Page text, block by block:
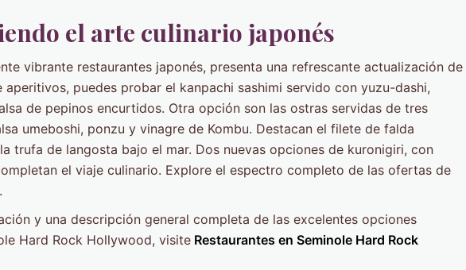
el arte culinario japonés
vibrante restaurantes japonés, presenta una refrescante actualización de
aperitivos, puedes probar el kanpachi sashimi servido con yuzu-dashi,
de pepinos encurtidos. Otra opción son las ostras servidas de tres
umeboshi, ponzu y vinagre de Kombu. Destacan el filete de falda
trufa de langosta bajo el mar. Dos nuevas opciones de kuronigiri, con
el viaje culinario. Explore el espectro completo de las ofertas de
.
y una descripción general completa de las excelentes opciones
Hard Rock Hollywood, visite Restaurantes en Seminole Hard Rock